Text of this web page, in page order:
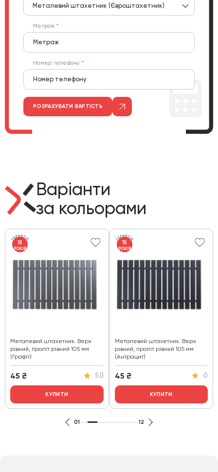
Металевий штахетник (Євроштахетник)
Метраж
Номер телефону
РОЗРАХУВАТИ ВАРТІСТЬ
Варіанти
за кольорами
15
РОКІВ
Металевий штахетник. Верх
рівний, проліт рівний 105 мм
(Графіт)
45 ₴ 5 ()
КУПИТИ
15
РОКІВ
Металевий штахетник. Верх
рівний, проліт рівний 105 мм
(Антрацит)
45 ₴ 0
КУПИТИ
01 12